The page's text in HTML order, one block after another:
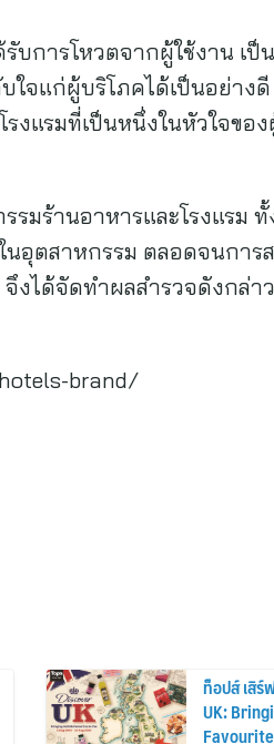
บการโหวตจากผู้ใช้งาน เป็น
ใจแก่ผู้บริโภคได้เป็นอย่างดี
งแรมที่เป็นหนึ่งในหัวใจของ
มร้านอาหารและโรงแรม ทั้
นอุตสาหกรรม ตลอดจนการ
งได้จัดทำผลสำรวจดังกล่าว
brand/
ท็อปส์ เสิ
UK: